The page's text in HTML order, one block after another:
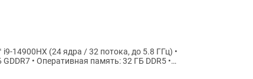
14900HX (24 ядра / 32 потока, до 5.8 ГГц) •
• Оперативная память: 32 ГБ DDR5 •